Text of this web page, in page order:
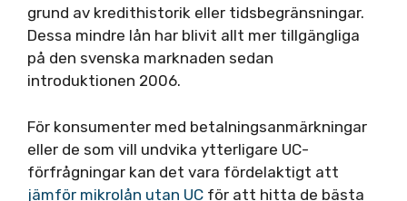
grund av kredithistorik eller tidsbegränsningar.
Dessa mindre lån har blivit allt mer tillgängliga
på den svenska marknaden sedan
introduktionen 2006.
För konsumenter med betalningsanmärkningar
eller de som vill undvika ytterligare UC-
förfrågningar kan det vara fördelaktigt att
jämför mikrolån utan UC för att hitta de bästa